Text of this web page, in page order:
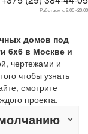
Работаем с 9.00 -20.00
домов под
6x6 в Москве и
чертежами и
чтобы узнать
смотрите
проекта.